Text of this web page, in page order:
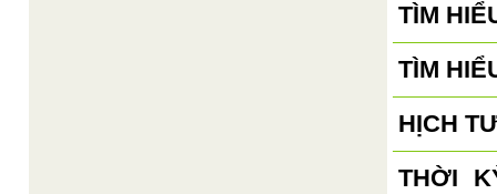
TÌM
TÌM
HỊCH
THỜI